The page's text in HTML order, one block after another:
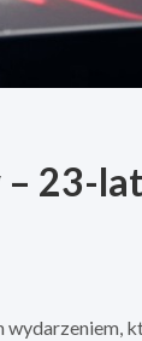
– 23-
wydarzeniem,